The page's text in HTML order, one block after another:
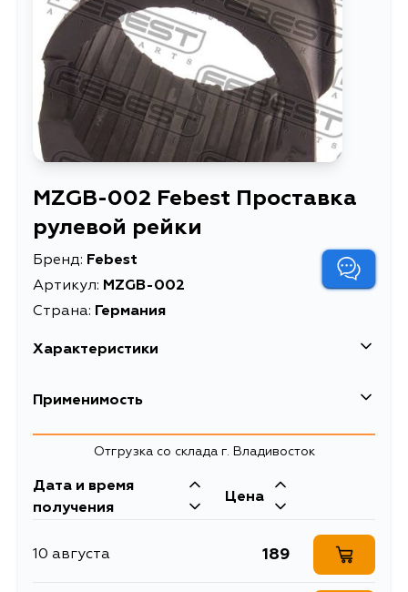
MZGB-002 Febest Проставка
рулевой рейки
Бренд: Febest
Артикул: MZGB-002
Страна: Германия
Характеристики
EAN-13
Длина упаковки, мм 65
Масса, кг 0.09
Применимость
Mazda
Кузов Двигатель
GE, GE5B, GE5S, GEEB, GEES,
CG2SP, CG2SR, CA8P, CA8PE,
CAEP, CAEPE, CAPP, MB5A, MB5P,
Отгрузка со склада г. Владивосток
Дата и время
получения
Цена
10 августа 189